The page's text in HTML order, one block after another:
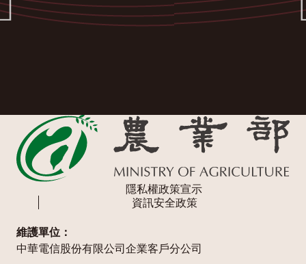
隱私權政策宣示
資訊安全政策
維護單位：
中華電信股份有限公司企業客戶分公司